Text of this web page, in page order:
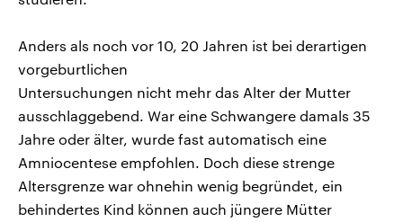
Anders als noch vor 10, 20 Jahren ist bei derartigen
vorgeburtlichen
Untersuchungen nicht mehr das Alter der Mutter
ausschlaggebend. War eine Schwangere damals 35
Jahre oder älter, wurde fast automatisch eine
Amniocentese empfohlen. Doch diese strenge
Altersgrenze war ohnehin wenig begründet, ein
behindertes Kind können auch jüngere Mütter